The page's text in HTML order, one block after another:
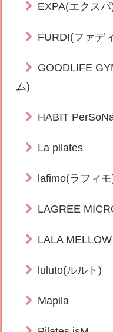
EXPA(エクスパ
FURDI(ファデ
GOODLIFE
ム)
HABIT
La pilates
lafimo(ラフィ
LAGREE
LALA
luluto(ルルト)
Mapila